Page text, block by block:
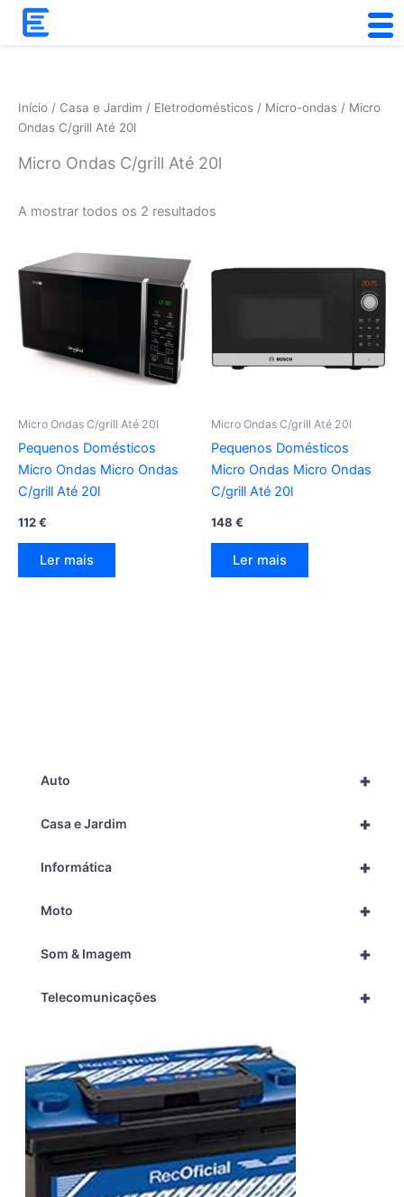
Skip
+
Auto
+
Casa e Jardim
+
Informática
+
Moto
+
Som & Imagem
+
Telecomunicações
Início / Casa e Jardim / Eletrodomésticos / Micro-ondas / Micro
Ondas C/grill Até 20l
Micro Ondas C/grill Até 20l
A mostrar todos os 2 resultados
Micro Ondas C/grill Até 20l
Pequenos Domésticos
Micro Ondas Micro Ondas
C/grill Até 20l
112€
Ler mais
Micro Ondas C/grill Até 20l
Pequenos Domésticos
Micro Ondas Micro Ondas
C/grill Até 20l
148 €
Ler mais